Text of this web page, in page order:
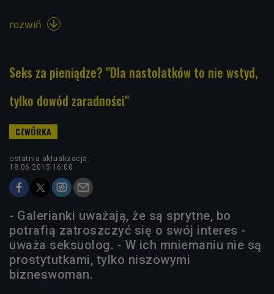
rozwiń 
Seks za pieniądze? "Dla nastolatków to nie wstyd,
tylko dowód zaradności"
ostatnia aktualizacja:
18.06.2015 16:00
- Galerianki uważają, że są sprytne, bo
potrafią zatroszczyć się o swój interes -
uważa seksuolog. - W ich mniemaniu nie są
prostytutkami, tylko niszowymi
bizneswoman.